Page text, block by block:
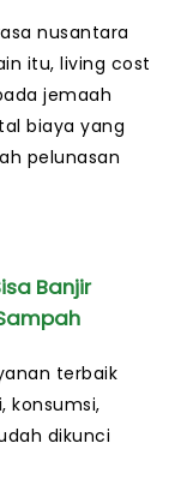
nusantara
itu, living cost
jemaah
biaya yang
pelunasan
Banjir
terbaik
konsumsi,
dikunci